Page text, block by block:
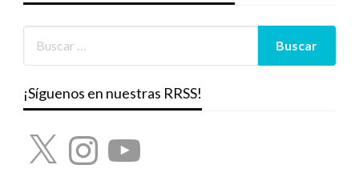
¡Síguenos en nuestras RRSS!
X InstagramYouTube